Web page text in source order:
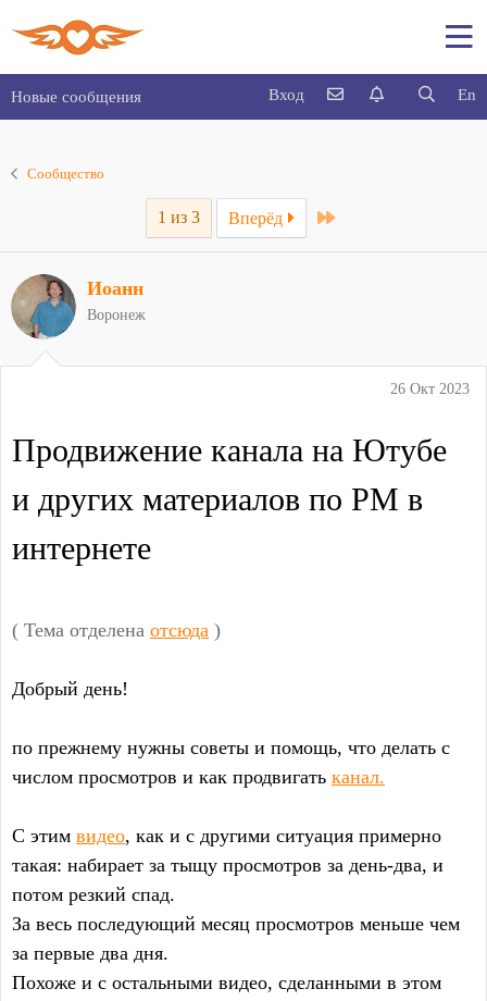
Новые сообщения En
Вход
Сообщество
1 из 3 Вперёд Last
26 Окт 2023
Продвижение канала на Ютубе
и других материалов по РМ в
интернете
( Тема отделена отсюда )
Добрый день!
по прежнему нужны советы и помощь, что делать с
числом просмотров и как продвигать канал.
С этим видео, как и с другими ситуация примерно
такая: набирает за тыщу просмотров за день-два, и
потом резкий спад.
За весь последующий месяц просмотров меньше чем
за первые два дня.
Похоже и с остальными видео, сделанными в этом
Иоанн
Воронеж